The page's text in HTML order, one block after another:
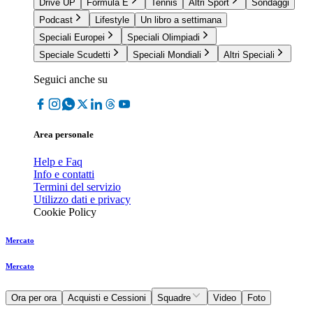
Drive UP
Formula E Tennis Altri Sport
Sondaggi
Podcast
Lifestyle
Un libro a settimana
Speciali Europei
Speciali Olimpiadi
Speciale Scudetti
Speciali Mondiali Altri Speciali
Seguici anche su
Area personale
Help e Faq
Info e contatti
Termini del servizio
Utilizzo dati e privacy
Cookie Policy
Mercato
Mercato
Ora per ora Acquisti e Cessioni Squadre Video Foto